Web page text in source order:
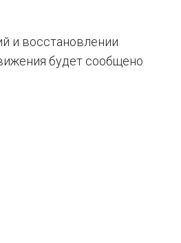
и восстановлении
будет сообщено